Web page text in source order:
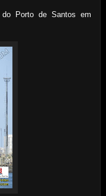
do Porto de Santos em